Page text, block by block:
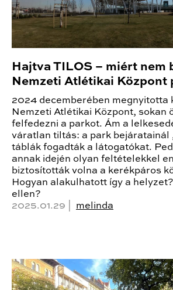
Hajtva TILOS – miért nem
Nemzeti Atlétikai Központ
2024 decemberében megnyitotta
Nemzeti Atlétikai Központ, sokan
felfedezni a parkot. Ám a
váratlan tiltás: a park bejáratainál
táblák fogadták a látogatókat.
annak idején olyan feltételekkel
biztosították volna a kerékpáros
Hogyan alakulhatott így a
ellen?
2025.01.29 | melinda